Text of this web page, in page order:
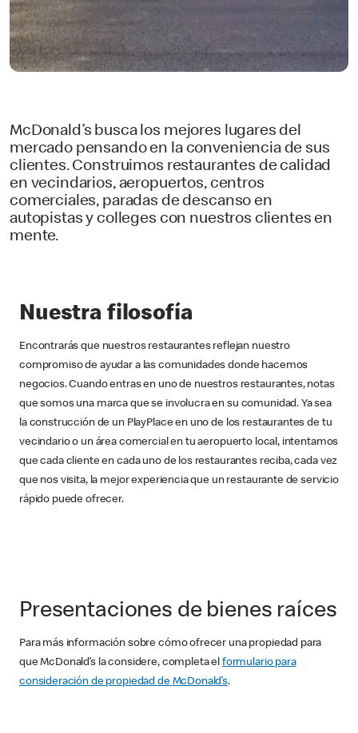
McDonald’s busca los mejores lugares del
mercado pensando en la conveniencia de sus
clientes. Construimos restaurantes de calidad
en vecindarios, aeropuertos, centros
comerciales, paradas de descanso en
autopistas y colleges con nuestros clientes en
mente.
Nuestra filosofía
Encontrarás que nuestros restaurantes reflejan nuestro
compromiso de ayudar a las comunidades donde hacemos
negocios. Cuando entras en uno de nuestros restaurantes, notas
que somos una marca que se involucra en su comunidad. Ya sea
la construcción de un PlayPlace en uno de los restaurantes de tu
vecindario o un área comercial en tu aeropuerto local, intentamos
que cada cliente en cada uno de los restaurantes reciba, cada vez
que nos visita, la mejor experiencia que un restaurante de servicio
rápido puede ofrecer.
Presentaciones de bienes raíces
Para más información sobre cómo ofrecer una propiedad para
que McDonald’s la considere, completa el formulario para
consideración de propiedad de McDonald’s.